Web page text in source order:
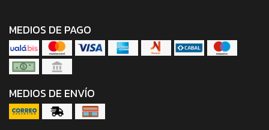
MEDIOS DE PAGO
MEDIOS DE ENVÍO